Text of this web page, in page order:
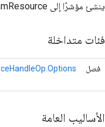
ينشئ مؤشرًا إلى BoostedTreesQuantileStreamResource.
فئات متداخلة
فصل
الأساليب العامة